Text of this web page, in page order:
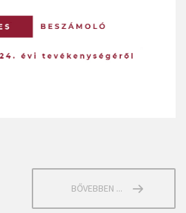
BŐVEBBEN ...